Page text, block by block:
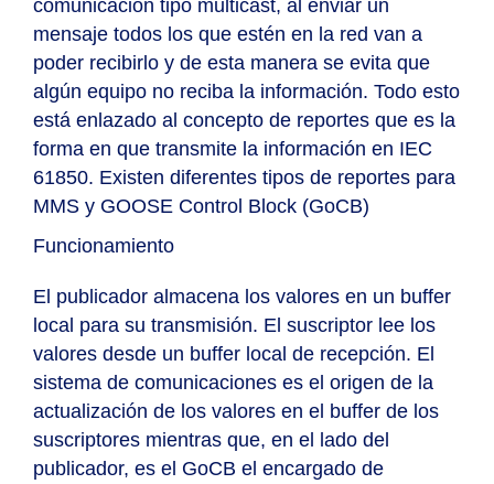
comunicación tipo multicast, al enviar un
mensaje todos los que estén en la red van a
poder recibirlo y de esta manera se evita que
algún equipo no reciba la información. Todo esto
está enlazado al concepto de reportes que es la
forma en que transmite la información en IEC
61850. Existen diferentes tipos de reportes para
MMS y GOOSE Control Block (GoCB)
Funcionamiento
El publicador almacena los valores en un buffer
local para su transmisión. El suscriptor lee los
valores desde un buffer local de recepción. El
sistema de comunicaciones es el origen de la
actualización de los valores en el buffer de los
suscriptores mientras que, en el lado del
publicador, es el GoCB el encargado de